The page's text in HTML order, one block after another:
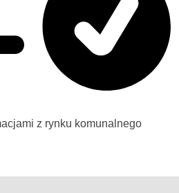
z rynku komunalnego